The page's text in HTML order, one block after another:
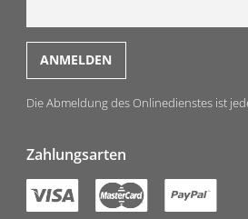
Die Abmeldung des Onlinedienstes ist
Zahlungsarten